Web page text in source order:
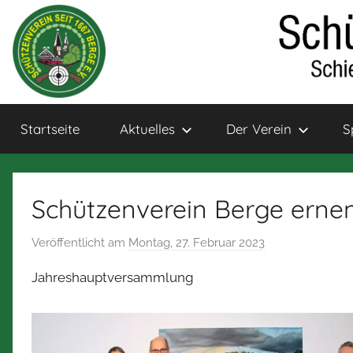
Inhalt
springen
Schützenverein
Berge
und
Bogensport
für
und
Startseite Aktuelles Der Verein
Schützenverein Berge
Veröffentlicht am Montag, 27. Februar 2023
o
r
Jahreshauptversammlung